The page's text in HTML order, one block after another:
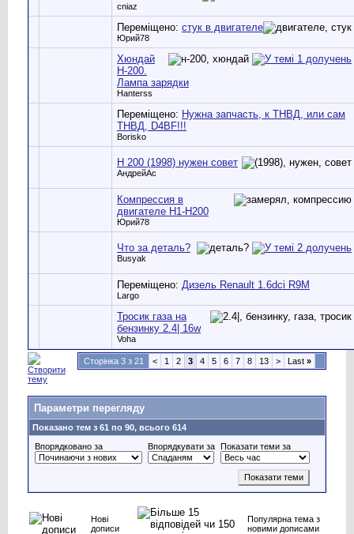
cniaz
Переміщено: стук в двигателе
Юрий78
Хюндай
Н-200.
Лампа зарядки
Hanterss
Переміщено: Нужна запчасть, к ТНВД, или сам
ТНВД, D4BF!!!
Borisko
Н 200 (1998) нужен совет
АндрейАс
Компрессия в
двигателе Н1-Н200
Юрий78
Что за деталь?
Busyak
Переміщено: Дизель Renault 1.6dci R9М
Largo
Тросик газа на
бензинку 2.4| 16w
Voha
Сторінка 3 з 21 < 1 2 3 4 5 6 7 8 13 > Last »
Параметри перегляду
Показано тем з 61 по 90, всього 614
Впорядковано за
Впорядкувати за Показати теми за
Нові
дописи
Популярна тема з
новими дописами